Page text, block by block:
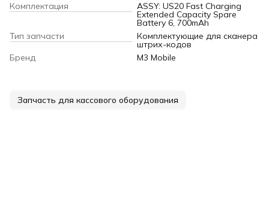
Комплектация
ASSY: US20 Fast Charging
Extended Capacity Spare
Battery 6, 700mAh
Тип запчасти
Комплектующие для сканера
штрих-кодов
Бренд
M3 Mobile
Запчасть для кассового оборудования